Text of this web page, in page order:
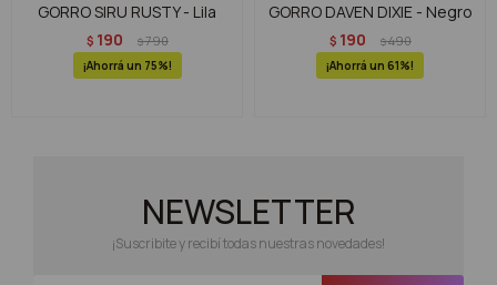
GORRO SIRU RUSTY - Lila
$ 190 $790
75
GORRO DAVEN DIXIE - Negro
$ 190 $490
61
NEWSLETTER
¡Suscribite y recibí todas nuestras novedades!